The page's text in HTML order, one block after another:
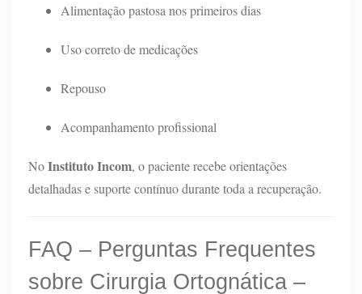
Alimentação pastosa nos primeiros dias
Uso correto de medicações
Repouso
Acompanhamento profissional
NoInstituto Incom, o paciente recebe orientações
detalhadas e suporte contínuo durante toda a recuperação.
FAQ – Perguntas Frequentes
sobre Cirurgia Ortognática –